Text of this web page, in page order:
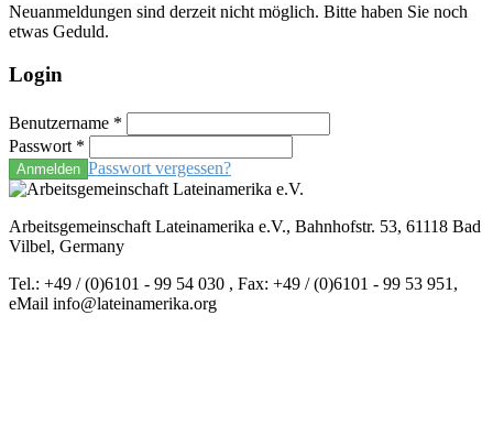
Neuanmeldungen sind derzeit nicht möglich. Bitte haben Sie noch
etwas Geduld.
Login
Benutzername *
Passwort *
Anmelden Passwort vergessen?
Arbeitsgemeinschaft Lateinamerika e.V., Bahnhofstr. 53, 61118 Bad
Vilbel, Germany
Tel.: +49 / (0)6101 - 99 54 030 , Fax: +49 / (0)6101 - 99 53 951,
eMail info@lateinamerika.org